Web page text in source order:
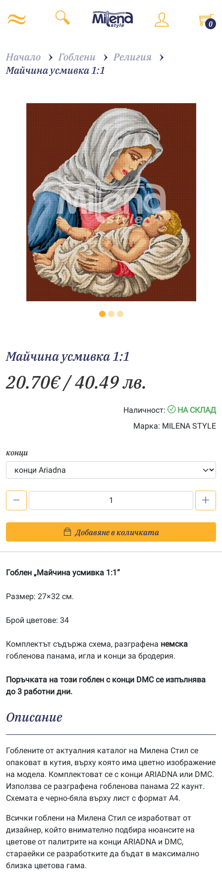
0
Начало Гоблени
Религия
Майчина усмивка 1:1
Майчина усмивка 1:1
20.70€/ 40.49 лв.
Наличност:
НА СКЛАД
Марка: MILENA STYLE
конци
усмивка
1:1
Добавяне в количката
Гоблен „Майчина усмивка 1:1“
Размер: 27×32 см.
Брой цветове: 34
Комплектът съдържа схема, разграфена немска
гобленова панама, игла и конци за бродерия.
Поръчката на този гоблен с конци DMC се изпълнява
до 3 работни дни.
Описание
Гоблените от актуалния каталог на Милена Стил се
опаковат в кутия, върху която има цветно изображение
на модела. Комплектоват се с конци ARIADNA или DMC.
Използва се разграфена гобленова панама 22 каунт.
Схемата е черно-бяла върху лист с формат А4.
Всички гоблени на Милена Стил се изработват от
дизайнер, който внимателно подбира нюансите на
цветове от палитрите на конци ARIADNA и DMC,
стараейки се разработките да бъдат в максимално
близка цветова гама.